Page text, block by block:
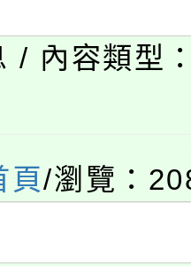
溝通分析基
生輔導中心
名參加。
教案入校路
育專業人
查程序及
學年度第
師甄選結果(
保險知識
/ 內容類型
頁/瀏覽：